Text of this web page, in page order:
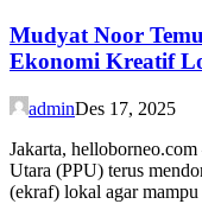
Mudyat Noor
Ekonomi Kreatif
adminDes 17, 2025
Jakarta,
Utara (PPU) terus
(ekraf) lokal agar